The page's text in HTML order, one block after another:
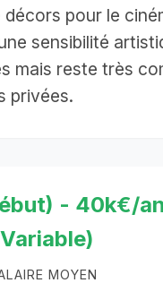
pour le
sensibilité
mais reste très
privées.
- 40k€/an
MOYEN